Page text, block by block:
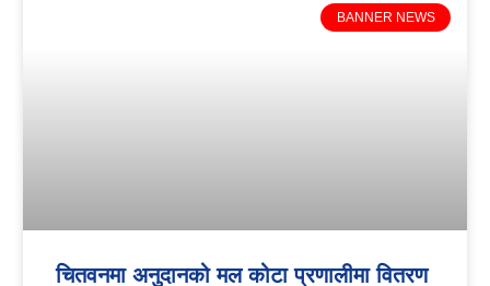
BANNER NEWS
चितवनमा अनुदानको मल कोटा प्रणालीमा वितरण